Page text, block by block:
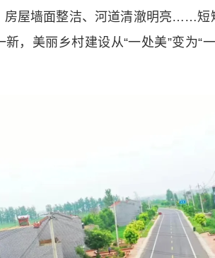
墙面整洁、河道清澈明亮……短短
，美丽乡村建设从“一处美”变为“